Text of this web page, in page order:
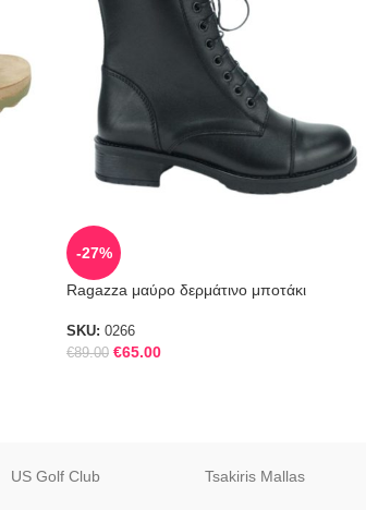
-27%
Ragazza μαύρο δερμάτινο μποτάκι
SKU: 0266
€89.00 €65.00
US Golf Club Tsakiris Mallas